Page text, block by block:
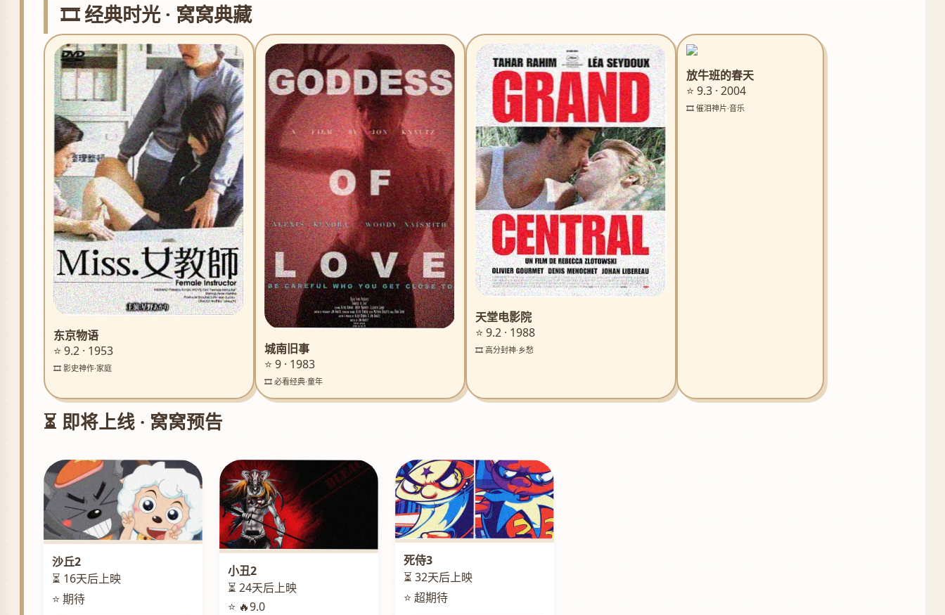
🎞️ 经典时光 · 窝窝典藏
东京物语
⭐ 9.2 · 1953
🎞️ 影史神作·家庭
城南旧事
⭐ 9 · 1983
🎞️ 必看经典·童年
天堂电影院
⭐ 9.2 · 1988
🎞️ 高分封神·乡愁
放牛班的春天
⭐ 9.3 · 2004
🎞️ 催泪神片·音乐
⏳ 即将上线 · 窝窝预告
沙丘2
⏳ 16天后上映
⭐ 期待
小丑2
⏳ 24天后上映
⭐ 🔥9.0
死侍3
⏳ 32天后上映
⭐ 超期待